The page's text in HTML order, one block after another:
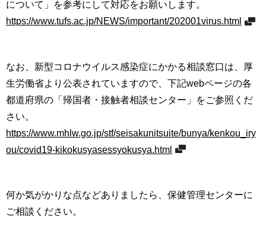
について」を参考にして対応をお願いします。
https://www.tufs.ac.jp/NEWS/important/202001virus.html
なお、新型コロナウイルス感染症にかかる相談窓口は、厚
生労働省より公表されていますので、下記webページの各
都道府県の「帰国者・接触者相談センター」をご参照くだ
さい。
https://www.mhlw.go.jp/stf/seisakunitsuite/bunya/kenkou_iry
ou/covid19-kikokusyasessyokusya.html
何か気がかりな点などありましたら、保健管理センターに
ご相談ください。